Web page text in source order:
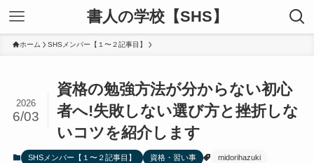
書人の学校【SHS】
ホーム SHSメンバー【１〜２記事目】
資格の勉強方法が分からない初心
者へ!失敗しない選び方と挫折しな
いコツを紹介します
2026
6/03
SHSメンバー【１〜２記事目】 資格・習い事 midorihazuki